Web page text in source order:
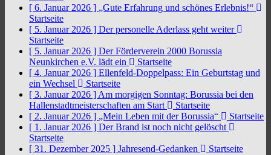
[ 6. Januar 2026 ] „Gute Erfahrung und schönes Erlebnis!“
Startseite
[ 5. Januar 2026 ] Der personelle Aderlass geht weiter
Startseite
[ 5. Januar 2026 ] Der Förderverein 2000 Borussia
Neunkirchen e.V. lädt ein
Startseite
[ 4. Januar 2026 ] Ellenfeld-Doppelpass: Ein Geburtstag und
ein Wechsel
Startseite
[ 3. Januar 2026 ] Am morgigen Sonntag: Borussia bei den
Hallenstadtmeisterschaften am Start
Startseite
[ 2. Januar 2026 ] „Mein Leben mit der Borussia“
Startseite
[ 1. Januar 2026 ] Der Brand ist noch nicht gelöscht
Startseite
[ 31. Dezember 2025 ] Jahresend-Gedanken
Startseite